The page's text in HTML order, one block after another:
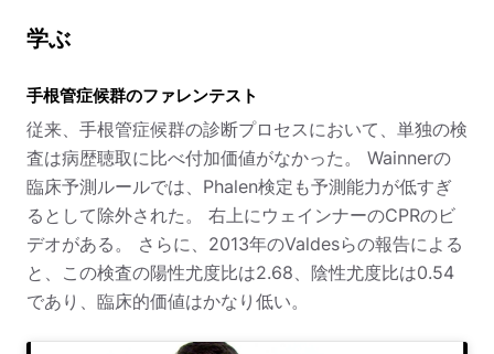
学ぶ
手根管症候群のファレンテスト
従来、手根管症候群の診断プロセスにおいて、単独の検
査は病歴聴取に比べ付加価値がなかった。 Wainnerの
臨床予測ルールでは、Phalen検定も予測能力が低すぎ
るとして除外された。 右上にウェインナーのCPRのビ
デオがある。 さらに、2013年のValdesらの報告による
と、この検査の陽性尤度比は2.68、陰性尤度比は0.54
であり、臨床的価値はかなり低い。